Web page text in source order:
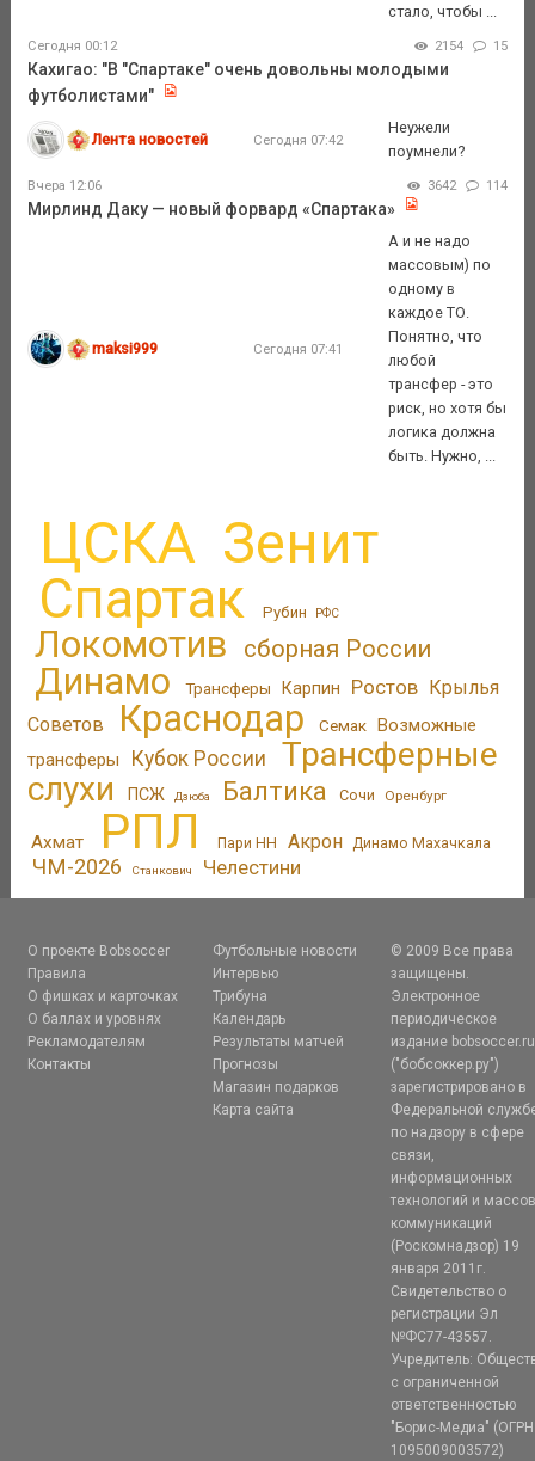
стало, чтобы ...
Сегодня 00:12 2154 15
Кахигао: "В "Спартаке" очень довольны молодыми
футболистами"
Лента новостей Сегодня 07:42
Неужели
поумнели?
Вчера 12:06 3642 114
Мирлинд Даку — новый форвард «Спартака»
maksi999 Сегодня 07:41
А и не надо
массовым) по
одному в
каждое ТО.
Понятно, что
любой
трансфер - это
риск, но хотя бы
логика должна
быть. Нужно, ...
ЦСКА Зенит
Спартак Рубин РФС
Локомотив сборная России
Динамо Трансферы Карпин Ростов Крылья
Советов
Краснодар Семак Возможные
трансферы
Кубок России
Трансферные
слухи
ПСЖ Дзюба Балтика Сочи Оренбург
Ахмат РПЛ Пари НН Акрон Динамо Махачкала
ЧМ-2026 Станкович Челестини
О проекте Bobsoccer
Правила
О фишках и карточках
О баллах и уровнях
Рекламодателям
Контакты
Футбольные новости
Интервью
Трибуна
Календарь
Результаты матчей
Прогнозы
Магазин подарков
Карта сайта
© 2009 Все права
защищены.
Электронное
периодическое
издание bobsoccer.ru
("бобсоккер.ру")
зарегистрировано в
Федеральной
по надзору в сфере
связи,
информационных
технологий и
коммуникаций
(Роскомнадзор) 19
января 2011г.
Свидетельство о
регистрации Эл
№ФС77-43557.
Учредитель:
с ограниченной
ответственностью
"Борис-Медиа" (ОГРН
1095009003572)